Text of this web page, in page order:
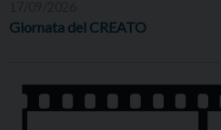
Giornata del CREATO